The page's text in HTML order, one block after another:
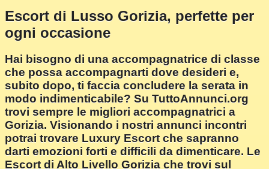
Escort di Lusso Gorizia, perfette per
ogni occasione
Hai bisogno di una accompagnatrice di classe
che possa accompagnarti dove desideri e,
subito dopo, ti faccia concludere la serata in
modo indimenticabile? Su TuttoAnnunci.org
trovi sempre le migliori accompagnatrici a
Gorizia. Visionando i nostri annunci incontri
potrai trovare Luxury Escort che sapranno
darti emozioni forti e difficili da dimenticare. Le
Escort di Alto Livello Gorizia che trovi sul